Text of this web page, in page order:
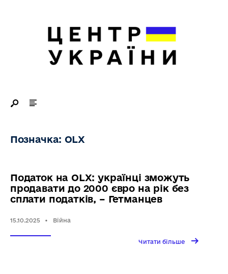
Позначка: OLX
Податок на OLX: українці зможуть
продавати до 2000 євро на рік без
сплати податків, – Гетманцев
15.10.2025 • Війна
Читати більше →
Читати